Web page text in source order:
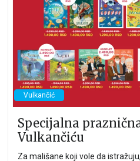
Vulkančić
Specijalna
Vulkančiću
Za mališane koji vole da